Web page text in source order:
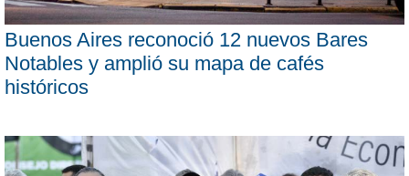
Buenos Aires reconoció 12 nuevos Bares
Notables y amplió su mapa de cafés
históricos